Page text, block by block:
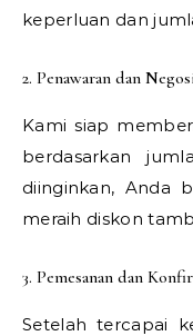
keperluan dan
2. Penawaran dan
Kami siap
berdasarkan
diinginkan, Anda
meraih diskon
3. Pemesanan dan
Setelah tercapai